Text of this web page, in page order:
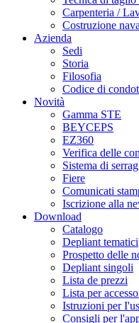
Carpenteria /
Costruzione
Azienda
Sedi
Storia
Filosofia
Codice di
Novità
Gamma STE
BEYCEPS
EZ360
Verifica delle
Sistema di
Fiere
Comunicati
Iscrizione alla
Download
Catalogo
Depliant tematici
Prospetto delle
Depliant singoli
Lista de prezzi
Lista per
Istruzioni per
Consigli per